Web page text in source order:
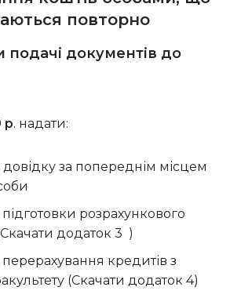
повторно
подачі документів до
р. надати:
за попереднім місцем
розрахункового
додаток 3 )
кредитів з
(Скачати додаток 4)